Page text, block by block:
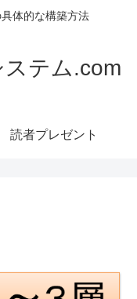
体的な構築方法
テム.com
読者プレゼント